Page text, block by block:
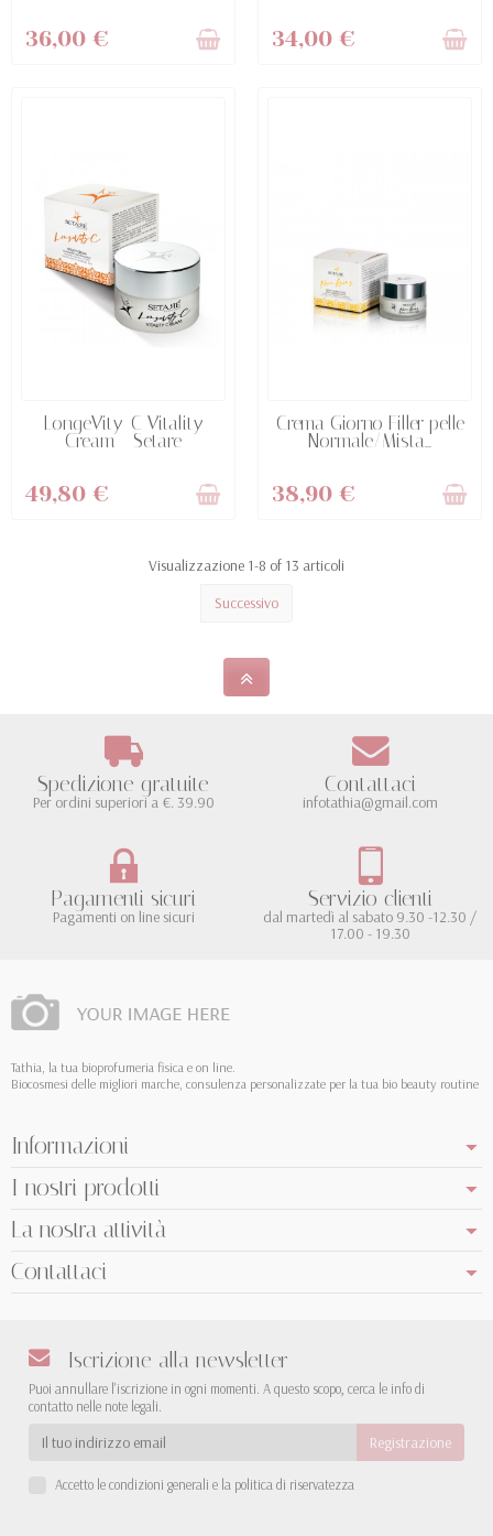
36,00 € 34,00 €
NON DISPONIBILE
LongeVity-C Vitality
Cream - Setare
49,80 €
NON DISPONIBILE
Crema Giorno Filler pelle
Normale/Mista...
38,90 €
Visualizzazione 1-8 of 13 articoli
Successivo
Spedizione gratuite
Per ordini superiori a €. 39.90
Contattaci
infotathia@gmail.com
Pagamenti sicuri
Pagamenti on line sicuri
Servizio clienti
dal martedì al sabato 9.30 -12.30 /
17.00 - 19.30
Tathia, la tua bioprofumeria fisica e on line.
Biocosmesi delle migliori marche, consulenza personalizzate per la tua bio beauty routine
Informazioni
I nostri prodotti
La nostra attività
Contattaci
Iscrizione alla newsletter
Puoi annullare l'iscrizione in ogni momenti. A questo scopo, cerca le info di
contatto nelle note legali.
Accetto le condizioni generali e la politica di riservatezza